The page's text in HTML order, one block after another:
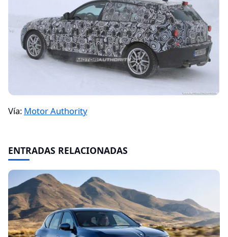
Vía: Motor Authority
ENTRADAS RELACIONADAS